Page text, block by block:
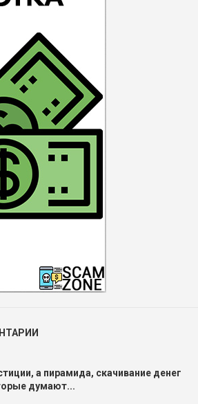
а пирамида, скачивание денег
думают...